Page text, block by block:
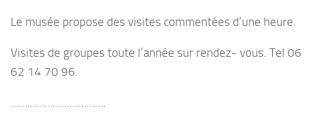
Le musée propose des visites commentées d’une heure.
Visites de groupes toute l’année sur rendez- vous. Tel 06
62 14 70 96.
…………………………….